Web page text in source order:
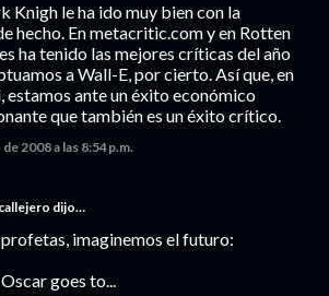
Knigh le ha ido muy bien con la
hecho. En metacritic.com y en Rotten
ha tenido las mejores críticas del año
a Wall-E, por cierto. Así que, en
estamos ante un éxito económico
que también es un éxito crítico.
2008 a las 8:54 p.m.
dijo…
profetas, imaginemos el futuro:
goes to...